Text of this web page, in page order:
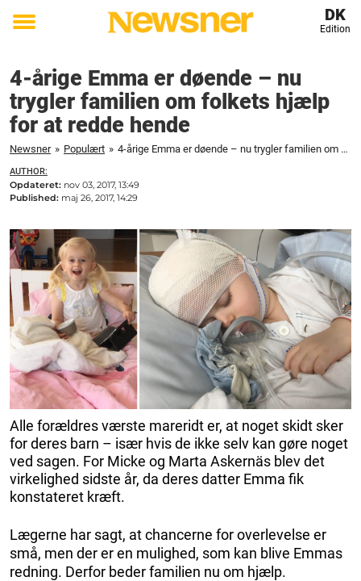
Toggle
DK
Edition
4-årige Emma er døende – nu
trygler familien om folkets hjælp
for at redde hende
Newsner » Populært » 4-årige Emma er døende – nu trygler familien om folkets hjælp for at redde hende
AUTHOR:
Opdateret: nov 03, 2017, 13:49
Published: maj 26, 2017, 14:29
Alle forældres værste mareridt er, at noget skidt sker
for deres barn – især hvis de ikke selv kan gøre noget
ved sagen. For Micke og Marta Askernäs blev det
virkelighed sidste år, da deres datter Emma fik
konstateret kræft.
Lægerne har sagt, at chancerne for overlevelse er
små, men der er en mulighed, som kan blive Emmas
redning. Derfor beder familien nu om hjælp.